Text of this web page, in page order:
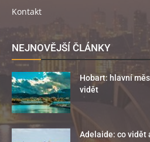
Kontakt
NEJNOVĚJŠÍ ČLÁNKY
Hobart: hlavní
vidět
Adelaide: co vidět